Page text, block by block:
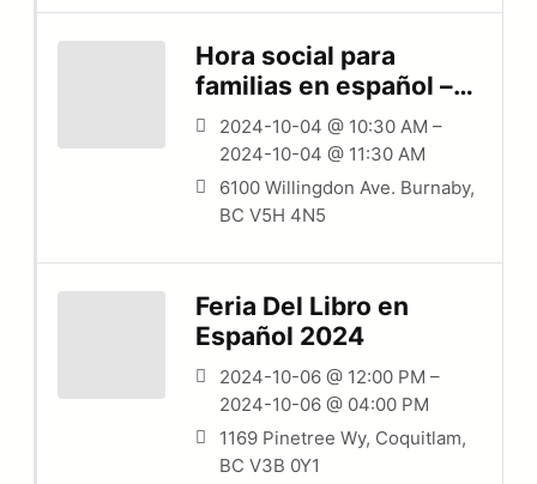
Hora social para
familias en español –
Niños de 0 a 5 años
2024-10-04 @ 10:30 AM –
2024-10-04 @ 11:30 AM
6100 Willingdon Ave. Burnaby,
BC V5H 4N5
Feria Del Libro en
Español 2024
2024-10-06 @ 12:00 PM –
2024-10-06 @ 04:00 PM
1169 Pinetree Wy, Coquitlam,
BC V3B 0Y1